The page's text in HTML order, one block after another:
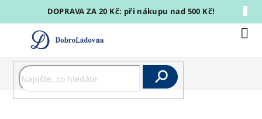
obsah
DOPRAVA ZA 20 Kč: při nákupu nad 500 Kč!
Hledat